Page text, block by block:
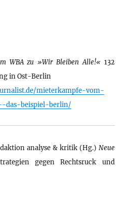
WBA zu »Wir Bleiben Alle!« 132
in Ost-Berlin
mieterkampfe-vom-
das-beispiel-berlin/
analyse & kritik (Hg.) Neue
gegen Rechtsruck und